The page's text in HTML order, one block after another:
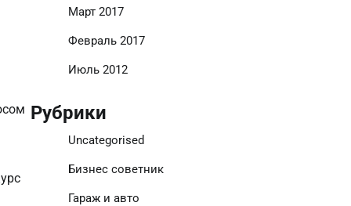
Март 2017
Февраль 2017
Июль 2012
Рубрики
Uncategorised
Бизнес советник
Гараж и авто